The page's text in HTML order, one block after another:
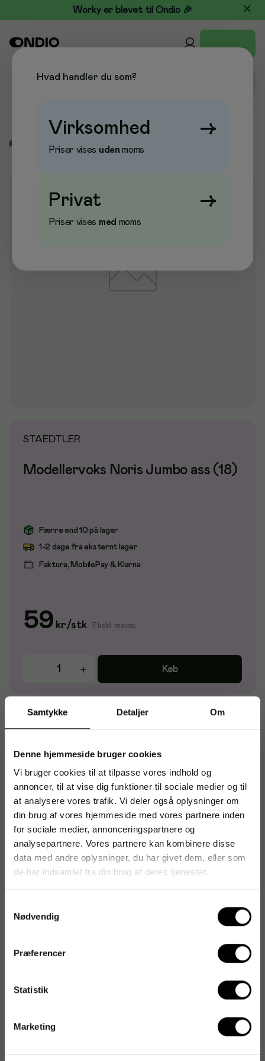
Samtykke Detaljer Om
Denne hjemmeside bruger cookies
Vi bruger cookies til at tilpasse vores indhold og
annoncer, til at vise dig funktioner til sociale medier og til
at analysere vores trafik. Vi deler også oplysninger om
din brug af vores hjemmeside med vores partnere inden
for sociale medier, annonceringspartnere og
analysepartnere. Vores partnere kan kombinere disse
data med andre oplysninger, du har givet dem, eller som
de har indsamlet fra din brug af deres tjenester.
Nødvendig
Præferencer
Statistik
Marketing
Worky er blevet til Ondio 🎉
STAEDTLER
Modellervoks Noris Jumbo ass (18)
Færre end 10 på lager
1-2 dage fra eksternt lager
Faktura, MobilePay & Klarna
59 kr/stk Ekskl. moms
Køb
Noris® Jumbo modellervoks •Flotte farver - Ideelt til hjem,
Varenummer: STA842C18
Originalnummer: 842 C18
EAN: 4007817190951
Produktspecifikationer
Hvad handler du som?
Virksomhed →
Priser vises uden moms
Privat →
Priser vises med moms